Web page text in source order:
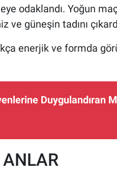
odaklandı. Yoğun
ve güneşin tadını
enerjik ve formda
Duygulandıran